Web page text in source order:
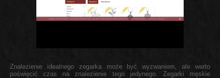
Znalezienie idealnego zegarka może być wyzwaniem, ale warto
poświęcić czas na znalezienie tego jedynego. Zegarki męskie